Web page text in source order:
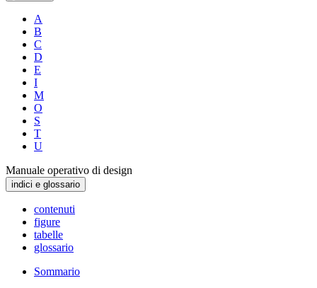
A
B
C
D
E
I
M
O
S
T
U
Manuale operativo di design
indici e glossario
contenuti
figure
tabelle
glossario
Sommario